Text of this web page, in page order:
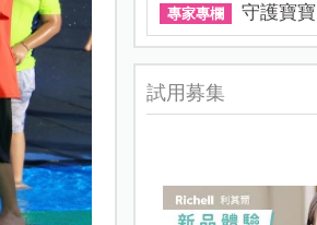
專家專欄 守護寶
試用募集